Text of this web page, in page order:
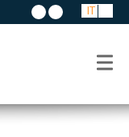
IT